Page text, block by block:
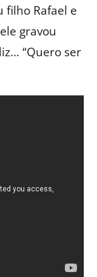
filho Rafael e
gravou
“Quero ser